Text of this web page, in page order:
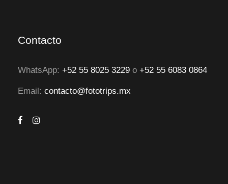
Contacto
WhatsApp: +52 55 8025 3229 o +52 55 6083 0864
Email: contacto@fototrips.mx